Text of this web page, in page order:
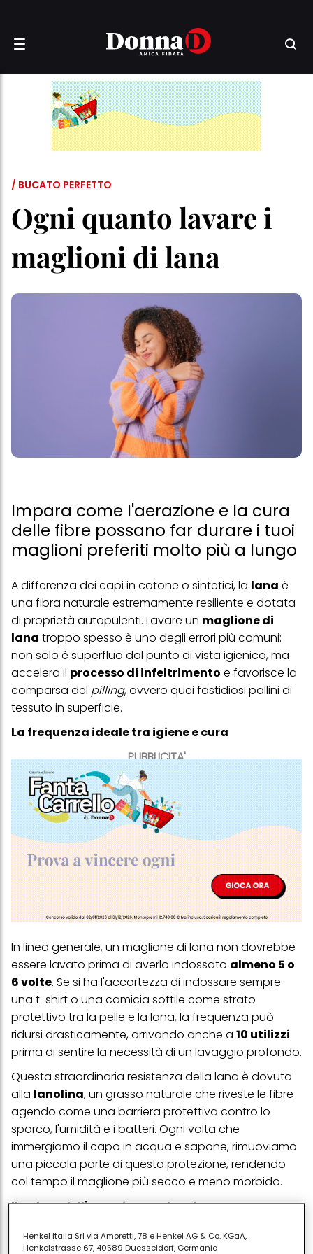
/ BUCATO PERFETTO
Ogni quanto lavare i
maglioni di lana
Impara come l'aerazione e la cura
delle fibre possano far durare i tuoi
maglioni preferiti molto più a lungo
PUBBLICITA'
A differenza dei capi in cotone o sintetici, la lana è
una fibra naturale estremamente resiliente e dotata
di proprietà autopulenti. Lavare un maglione di
lana troppo spesso è uno degli errori più comuni:
non solo è superfluo dal punto di vista igienico, ma
accelera il processo di infeltrimento e favorisce la
comparsa del pilling, ovvero quei fastidiosi pallini di
tessuto in superficie.
La frequenza ideale tra igiene e cura
In linea generale, un maglione di lana non dovrebbe
essere lavato prima di averlo indossato almeno 5 o
6 volte. Se si ha l'accortezza di indossare sempre
una t-shirt o una camicia sottile come strato
protettivo tra la pelle e la lana, la frequenza può
ridursi drasticamente, arrivando anche a 10 utilizzi
prima di sentire la necessità di un lavaggio profondo.
Questa straordinaria resistenza della lana è dovuta
alla lanolina, un grasso naturale che riveste le fibre
agendo come una barriera protettiva contro lo
sporco, l'umidità e i batteri. Ogni volta che
immergiamo il capo in acqua e sapone, rimuoviamo
una piccola parte di questa protezione, rendendo
col tempo il maglione più secco e meno morbido.
Il potere dell'aerazione naturale
Molto spesso, quello che scambiamo per necessità
di lavaggio è solo bisogno di freschezza. Prima di
Henkel Italia Srl via Amoretti, 78 e Henkel AG & Co. KGaA,
Henkelstrasse 67, 40589 Duesseldorf, Germania